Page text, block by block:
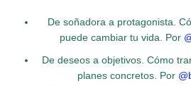
De soñadora a protagonista.
puede cambiar tu vida. Por
De deseos a objetivos. Cómo
planes concretos. Por